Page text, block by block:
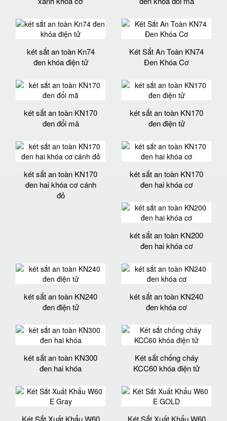
két sắt an toàn Kn74
đen khóa điện tử
Két Sắt An Toàn KN74
Đen Khóa Cơ
két sắt an toàn KN170
đen đổi mã
két sắt an toàn KN170
đen điện tử
két sắt an toàn KN170
đen hai khóa cơ cánh
đỏ
két sắt an toàn KN170
đen hai khóa cơ
két sắt an toàn KN200
đen hai khóa cơ
két sắt an toàn KN240
đen điện tử
két sắt an toàn KN240
đen khóa cơ
két sắt an toàn KN300
đen hai khóa
Két sắt chống cháy
KCC60 khóa điện tử
Két Sắt Xuất Khẩu W60
Két Sắt Xuất Khẩu W60